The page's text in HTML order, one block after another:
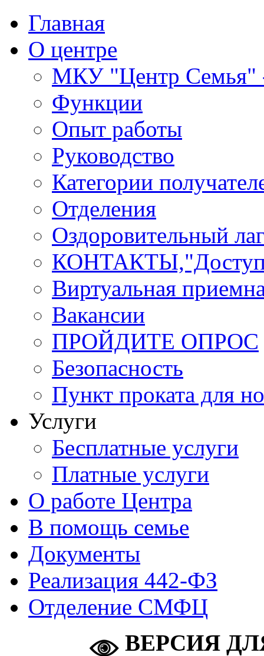
Главная
О центре
МКУ "Центр Семья"
Функции
Опыт работы
Руководство
Категории
Отделения
Оздоровительный
Виртуальная
Вакансии
ПРОЙДИТЕ ОПРОС
Безопасность
Пункт проката для
Услуги
Бесплатные услуги
Платные услуги
О работе Центра
В помощь семье
Документы
Реализация 442-ФЗ
Отделение СМФЦ
ВЕРСИЯ